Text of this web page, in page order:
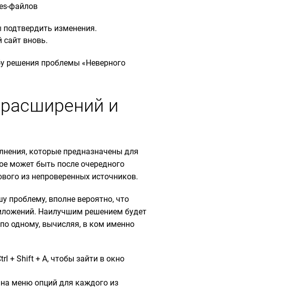
файлов
изменения.
сайт вновь.
решения проблемы «Неверного
и
которые предназначены для
может быть после очередного
из непроверенных источников.
проблему, вполне вероятно, что
Наилучшим решением будет
одному, вычисляя, в ком именно
+ Shift + A, чтобы зайти в окно
меню опций для каждого из